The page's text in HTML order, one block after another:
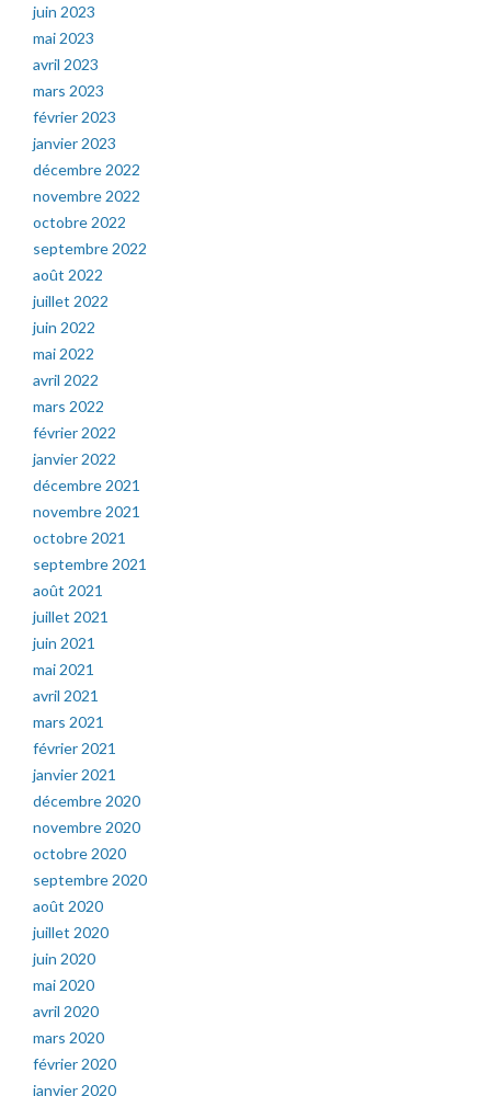
juin 2023
mai 2023
avril 2023
mars 2023
février 2023
janvier 2023
décembre 2022
novembre 2022
octobre 2022
septembre 2022
août 2022
juillet 2022
juin 2022
mai 2022
avril 2022
mars 2022
février 2022
janvier 2022
décembre 2021
novembre 2021
octobre 2021
septembre 2021
août 2021
juillet 2021
juin 2021
mai 2021
avril 2021
mars 2021
février 2021
janvier 2021
décembre 2020
novembre 2020
octobre 2020
septembre 2020
août 2020
juillet 2020
juin 2020
mai 2020
avril 2020
mars 2020
février 2020
janvier 2020